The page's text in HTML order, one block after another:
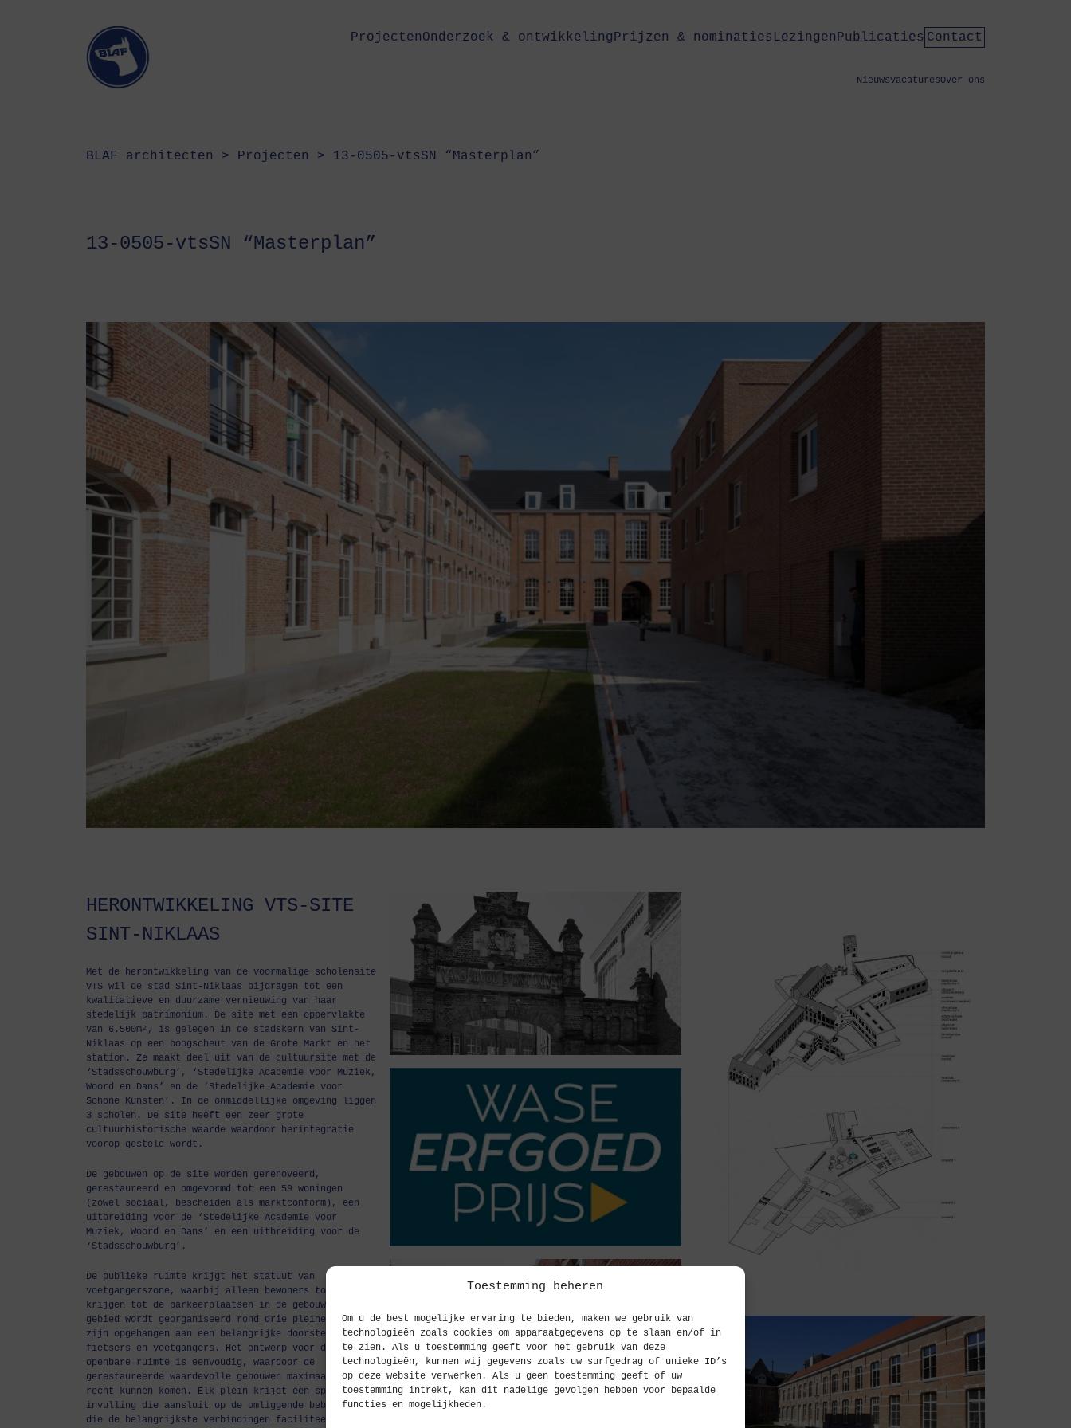
Toestemming beheren
Om u de best mogelijke ervaring te bieden, maken we gebruik van
technologieën zoals cookies om apparaatgegevens op te slaan en/of in
te zien. Als u toestemming geeft voor het gebruik van deze
technologieën, kunnen wij gegevens zoals uw surfgedrag of unieke ID’s
op deze website verwerken. Als u geen toestemming geeft of uw
toestemming intrekt, kan dit nadelige gevolgen hebben voor bepaalde
functies en mogelijkheden.
NieuwsVacaturesOver ons
ProjectenOnderzoek & ontwikkelingPrijzen & nominaties LezingenPublicaties Contact
BLAF architecten > Projecten > 13-0505-vtsSN “Masterplan”
13-0505-vtsSN “Masterplan”
HERONTWIKKELING VTS-SITE
SINT-NIKLAAS
Met de herontwikkeling van de voormalige scholensite
VTS wil de stad Sint-Niklaas bijdragen tot een
kwalitatieve en duurzame vernieuwing van haar
stedelijk patrimonium. De site met een oppervlakte
van 6.500m², is gelegen in de stadskern van Sint-
Niklaas op een boogscheut van de Grote Markt en het
station. Ze maakt deel uit van de cultuursite met de
‘Stadsschouwburg’, ‘Stedelijke Academie voor Muziek,
Woord en Dans’ en de ‘Stedelijke Academie voor
Schone Kunsten’. In de onmiddellijke omgeving liggen
3 scholen. De site heeft een zeer grote
cultuurhistorische waarde waardoor herintegratie
voorop gesteld wordt.
De gebouwen op de site worden gerenoveerd,
gerestaureerd en omgevormd tot een 59 woningen
(zowel sociaal, bescheiden als marktconform), een
uitbreiding voor de ‘Stedelijke Academie voor
Muziek, Woord en Dans’ en een uitbreiding voor de
‘Stadsschouwburg’.
De publieke ruimte krijgt het statuut van
voetgangerszone, waarbij alleen bewoners toegang
krijgen tot de parkeerplaatsen in de gebouwen. Het
gebied wordt georganiseerd rond drie pleinen die
zijn opgehangen aan een belangrijke doorsteek voor
fietsers en voetgangers. Het ontwerp voor de
openbare ruimte is eenvoudig, waardoor de
gerestaureerde waardevolle gebouwen maximaal tot hun
recht kunnen komen. Elk plein krijgt een specifieke
invulling die aansluit op de omliggende bebouwing en
die de belangrijkste verbindingen faciliteert. Het